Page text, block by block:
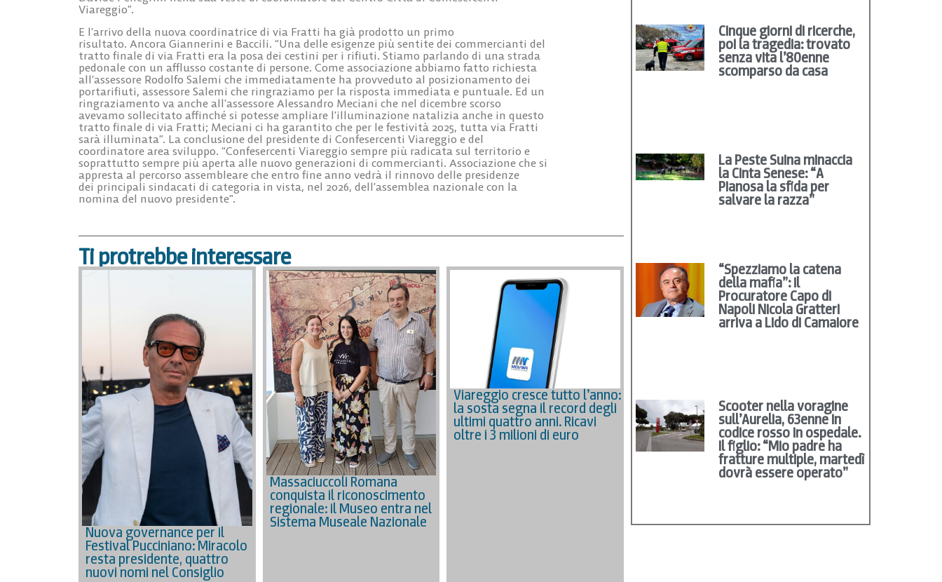
Viareggio”.
E l’arrivo della nuova coordinatrice di via Fratti ha già prodotto un primo
risultato. Ancora Giannerini e Baccili. “Una delle esigenze più sentite dei commercianti del
tratto finale di via Fratti era la posa dei cestini per i rifiuti. Stiamo parlando di una strada
pedonale con un afflusso costante di persone. Come associazione abbiamo fatto richiesta
all’assessore Rodolfo Salemi che immediatamente ha provveduto al posizionamento dei
portarifiuti, assessore Salemi che ringraziamo per la risposta immediata e puntuale. Ed un
ringraziamento va anche all’assessore Alessandro Meciani che nel dicembre scorso
avevamo sollecitato affinché si potesse ampliare l’illuminazione natalizia anche in questo
tratto finale di via Fratti; Meciani ci ha garantito che per le festività 2025, tutta via Fratti
sarà illuminata”. La conclusione del presidente di Confesercenti Viareggio e del
coordinatore area sviluppo. “Confesercenti Viareggio sempre più radicata sul territorio e
soprattutto sempre più aperta alle nuovo generazioni di commercianti. Associazione che si
appresta al percorso assembleare che entro fine anno vedrà il rinnovo delle presidenze
dei principali sindacati di categoria in vista, nel 2026, dell’assemblea nazionale con la
nomina del nuovo presidente”.
Ti protrebbe interessare
Nuova governance per il
Festival Pucciniano: Miracolo
resta presidente, quattro
nuovi nomi nel Consiglio
Massaciuccoli Romana
conquista il riconoscimento
regionale: il Museo entra nel
Sistema Museale Nazionale
Viareggio cresce tutto l’anno:
la sosta segna il record degli
ultimi quattro anni. Ricavi
oltre i 3 milioni di euro
Cinque giorni di ricerche,
poi la tragedia: trovato
senza vita l’80enne
scomparso da casa
La Peste Suina minaccia
la Cinta Senese: “A
Pianosa la sfida per
salvare la razza”
“Spezziamo la catena
della mafia”: il
Procuratore Capo di
Napoli Nicola Gratteri
arriva a Lido di Camaiore
Scooter nella voragine
sull’Aurelia, 63enne in
codice rosso in ospedale.
Il figlio: “Mio padre ha
fratture multiple, martedì
dovrà essere operato”